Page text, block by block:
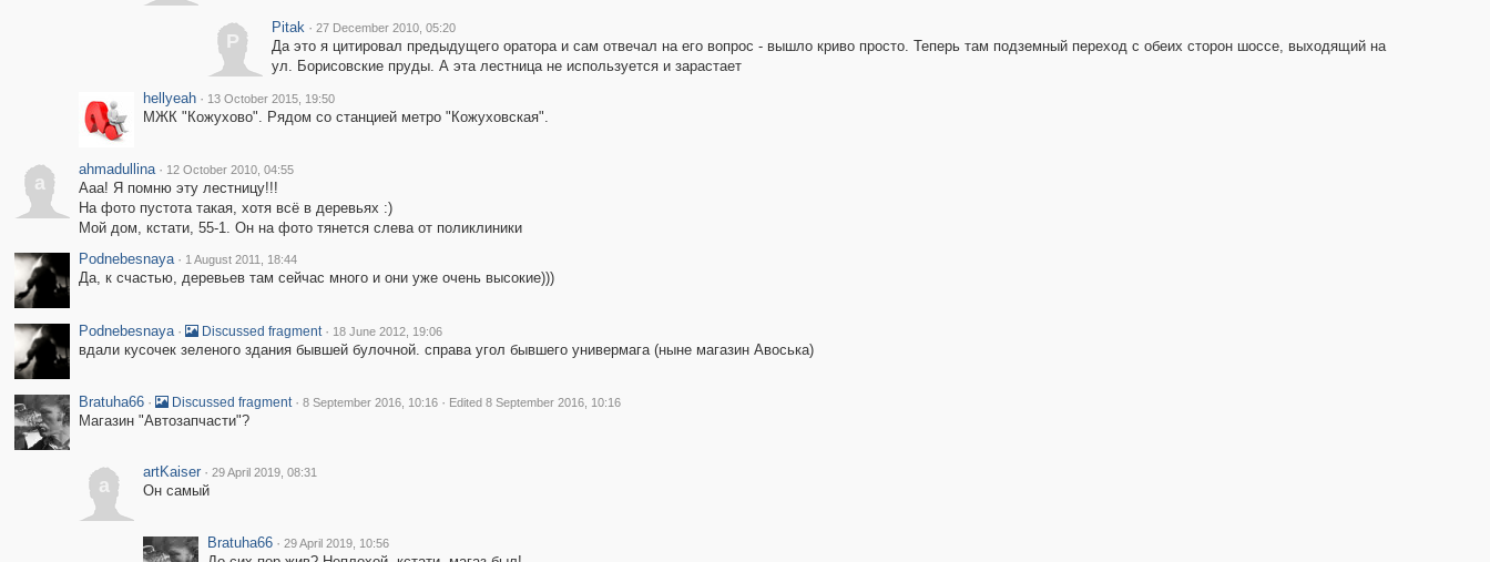
P
Pitak · 27 December 2010, 05:20
Да это я цитировал предыдущего оратора и сам отвечал на его вопрос - вышло криво просто. Теперь там подземный переход с обеих сторон шоссе, выходящий на
ул. Борисовские пруды. А эта лестница не используется и зарастает
hellyeah · 13 October 2015, 19:50
МЖК "Кожухово". Рядом со станцией метро "Кожуховская".
a
ahmadullina · 12 October 2010, 04:55
Ааа! Я помню эту лестницу!!!
На фото пустота такая, хотя всё в деревьях :)
Мой дом, кстати, 55-1. Он на фото тянется слева от поликлиники
Podnebesnaya · 1 August 2011, 18:44
Да, к счастью, деревьев там сейчас много и они уже очень высокие)))
Podnebesnaya · Discussed fragment · 18 June 2012, 19:06
вдали кусочек зеленого здания бывшей булочной. справа угол бывшего универмага (ныне магазин Авоська)
Bratuha66 · Discussed fragment · 8 September 2016, 10:16 · Edited 8 September 2016, 10:16
Магазин "Автозапчасти"?
a
artKaiser · 29 April 2019, 08:31
Он самый
Bratuha66 · 29 April 2019, 10:56